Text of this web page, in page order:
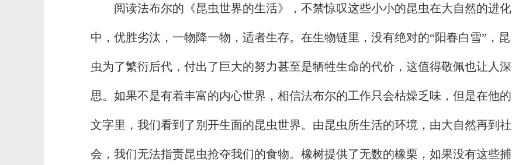
阅读法布尔的《昆虫世界的生活》，不禁惊叹这些小小的昆虫在大自然的进化
中，优胜劣汰，一物降一物，适者生存。在生物链里，没有绝对的“阳春白雪”，昆
虫为了繁衍后代，付出了巨大的努力甚至是牺牲生命的代价，这值得敬佩也让人深
思。如果不是有着丰富的内心世界，相信法布尔的工作只会枯燥乏味，但是在他的
文字里，我们看到了别开生面的昆虫世界。由昆虫所生活的环境，由大自然再到社
会，我们无法指责昆虫抢夺我们的食物。橡树提供了无数的橡栗，如果没有这些捕